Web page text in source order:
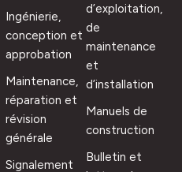
Ingénierie,
conception et
approbation
Maintenance,
réparation et
révision
générale
Signalement
d’exploitation,
de
maintenance
et
d’installation
Manuels de
construction
Bulletin et